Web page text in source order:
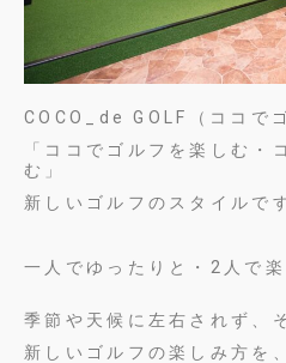
COCO_de GOLF（ココで
「ココでゴルフを楽しむ・
む」
新しいゴルフのスタイルで
一人でゆったりと・2人で
季節や天候に左右されず、
新しいゴルフの楽しみ方を、